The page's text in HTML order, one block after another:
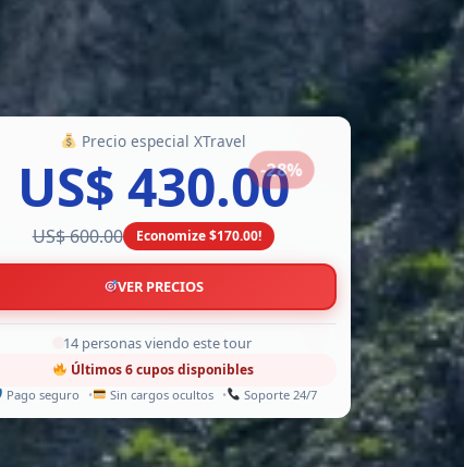
Precio especial XTravel
US$ 430.00
-28%
US$ 600.00 Economize $170.00!
VER PRECIOS
12 personas viendo este tour
Últimos 6 cupos disponibles
Pago seguro Sin cargos ocultos Soporte 24/7